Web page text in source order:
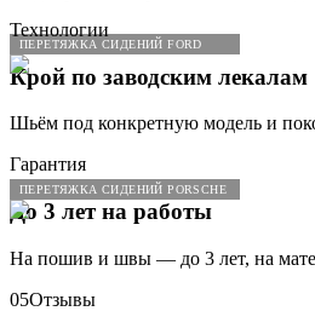
ПЕРЕТЯЖКА СИДЕНИЙ FORD
ПЕРЕТЯЖКА СИДЕНИЙ PORSCHE
Технологии
Крой по заводским лекалам
Шьём под конкретную модель и
Гарантия
До 3 лет на работы
На пошив и швы — до 3 лет, на
05Отзывы